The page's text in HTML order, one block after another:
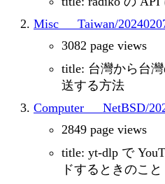
Misc___Taiwan/
3082 page views
title: 台灣から台
送する方法
Computer___NetBSD/
2849 page views
title: yt-dlp で
ドするときのこと